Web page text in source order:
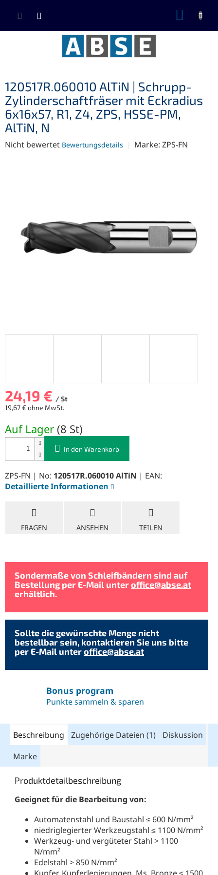
Inhalt
120517R.060010 AlTiN | Schrupp-
Zylinderschaftfräser mit Eckradius
6x16x57, R1, Z4, ZPS, HSSE-PM,
AlTiN, N
Die
Sternen.
Nicht bewertet Bewertungsdetails Marke: ZPS-FN
24,19 € / St
19,67 € ohne MwSt.
Auf Lager (8 St)
In den Warenkorb
ZPS-FN | No: 120517R.060010 AlTiN | EAN:
Detaillierte Informationen
FRAGEN ANSEHEN TEILEN
Sondermaße von Schleifbändern sind auf
Bestellung per E-Mail unteroffice@abse.at
erhältlich.
Sollte die gewünschte Menge nicht
bestellbar sein, kontaktieren Sie uns bitte
per E-Mail unteroffice@abse.at
Bonus program
Punkte sammeln & sparen
Beschreibung Zugehörige Dateien (1)
Diskussion
Marke
Produktdetailbeschreibung
Geeignet für die Bearbeitung von:
Automatenstahl und Baustahl ≤ 600 N/mm²
niedriglegierter Werkzeugstahl ≤ 1100 N/mm²
Werkzeug- und vergüteter Stahl > 1100
N/mm²
Edelstahl > 850 N/mm²